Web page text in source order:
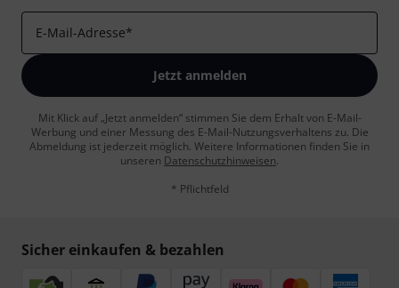
E-Mail-Adresse*
Jetzt anmelden
Mit Klick auf „Jetzt anmelden“ stimmen Sie dem Erhalt von E-Mail-
Werbung und einer Messung des E-Mail-Nutzungsverhaltens zu. Die
Abmeldung ist jederzeit möglich. Weitere Informationen finden Sie in
unseren Datenschutzhinweisen.
* Pflichtfeld
Sicher einkaufen & bezahlen